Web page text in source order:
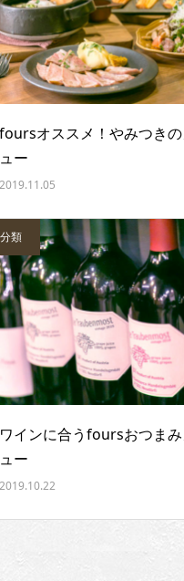
foursオススメ！やみつき
ュー
2019.11.05
類
ワインに合うfoursおつま
ュー
2019.10.22